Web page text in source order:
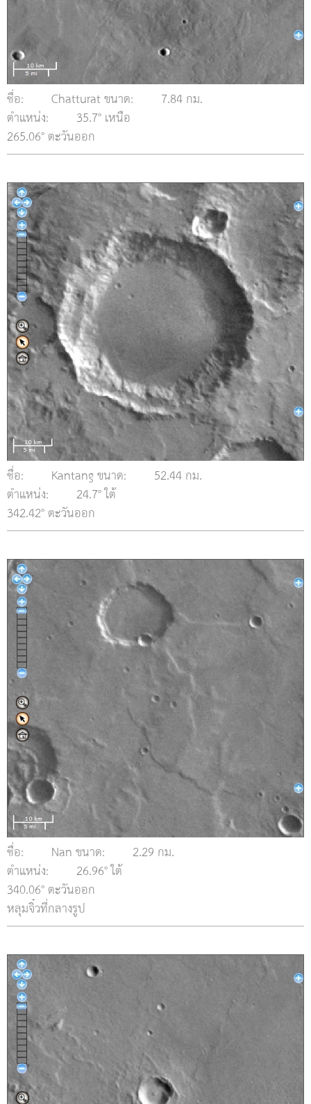
ชื่อ: Chatturat ขนาด: 7.84 กม.
ตำแหน่ง: 35.7° เหนือ
265.06° ตะวันออก
ชื่อ: Kantang ขนาด: 52.44 กม.
ตำแหน่ง: 24.7° ใต้
342.42° ตะวันออก
ชื่อ: Nan ขนาด: 2.29 กม.
ตำแหน่ง: 26.96° ใต้
340.06° ตะวันออก
หลุมจิ๋วที่กลางรูป